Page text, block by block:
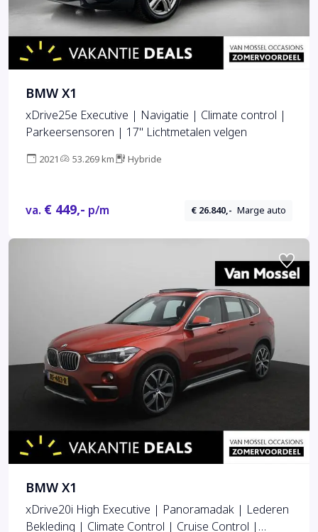
BMW X1
xDrive25e Executive | Navigatie | Climate control |
Parkeersensoren | 17" Lichtmetalen velgen
2021 53.269 km Hybride
va. € 449,- p/m € 26.840,- Marge auto
BMW X1
xDrive20i High Executive | Panoramadak | Lederen
Bekleding | Climate Control | Cruise Control |